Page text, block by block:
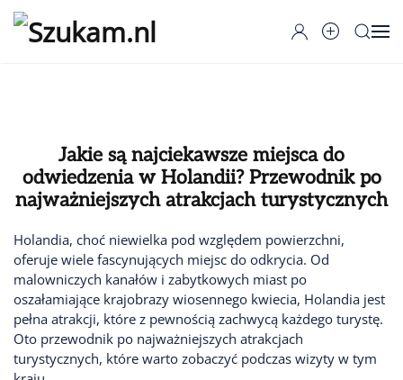
Przejdź do głównej treści
Jakie są najciekawsze miejsca do
odwiedzenia w Holandii? Przewodnik po
najważniejszych atrakcjach turystycznych
Holandia, choć niewielka pod względem powierzchni,
oferuje wiele fascynujących miejsc do odkrycia. Od
malowniczych kanałów i zabytkowych miast po
oszałamiające krajobrazy wiosennego kwiecia, Holandia jest
pełna atrakcji, które z pewnością zachwycą każdego turystę.
Oto przewodnik po najważniejszych atrakcjach
turystycznych, które warto zobaczyć podczas wizyty w tym